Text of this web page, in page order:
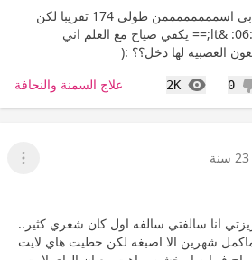
اهلييييييين بنات.. مشكلتي ابي اسممممممممن طولي 174 تقريبا لكن
وزني 52 بس :06::06::06::06: &lt;== يكفي صياح مع العلم اني
إعجاب
0
2K
المشاهدات علاج السمنة والنحافة
23 سنة
عرض
انا سالفتي سالفه اول كان شعري كثير..
شهرين الا اصبغه لكن حطيت هاي لايت